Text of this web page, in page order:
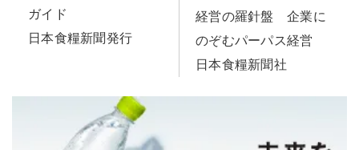
ガイド
日本食糧新聞発行
経営の羅針盤 企業に
のぞむパーパス経営
日本食糧新聞社